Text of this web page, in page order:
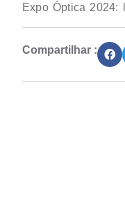
Expo Óptica 2024:
Compartilhar :